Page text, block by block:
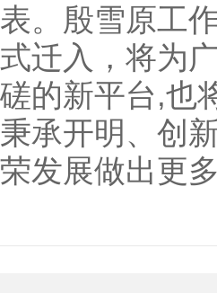
表。殷雪原工
式迁入，将为
磋的新平台,也
秉承开明、创
荣发展做出更多